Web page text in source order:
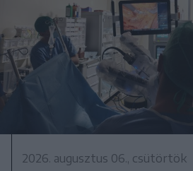
2026. augusztus 06., csütörtök